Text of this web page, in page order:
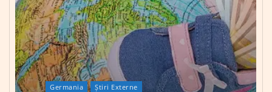
Germania Știri Externe